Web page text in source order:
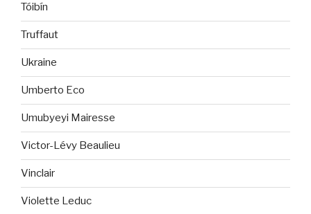
Tóibín
Truffaut
Ukraine
Umberto Eco
Umubyeyi Mairesse
Victor-Lévy Beaulieu
Vinclair
Violette Leduc